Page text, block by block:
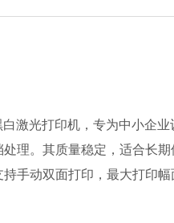
激光打印机，专为中小企
理。其质量稳定，适合长
手动双面打印，最大打印